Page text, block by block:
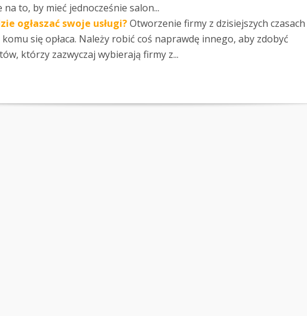
na to, by mieć jednocześnie salon...
ogłaszać swoje usługi?Otworzenie firmy z dzisiejszych czasach
komu się opłaca. Należy robić coś naprawdę innego, aby zdobyć
którzy zazwyczaj wybierają firmy z...